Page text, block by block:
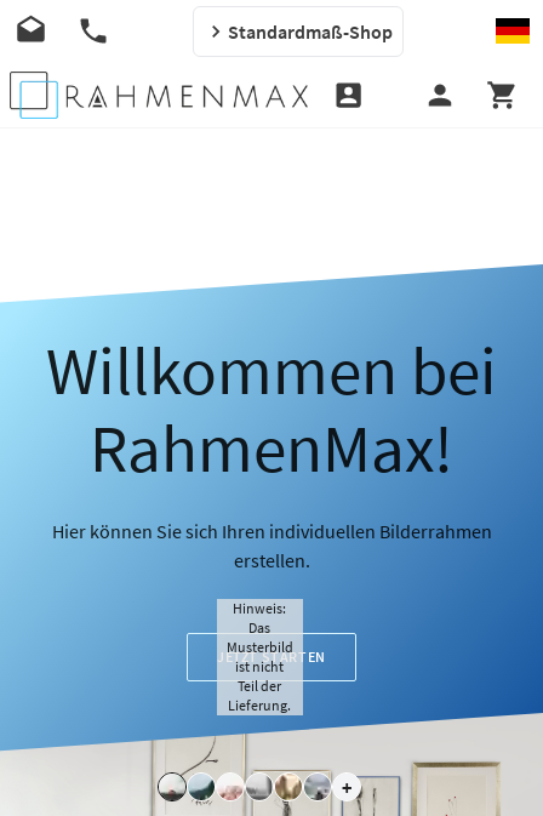
Standardmaß-Shop
Willkommen bei
RahmenMax!
Hier können Sie sich Ihren individuellen Bilderrahmen
erstellen.
JETZT STARTEN
+
Hinweis:
Das
Musterbild
ist nicht
Teil der
Lieferung.